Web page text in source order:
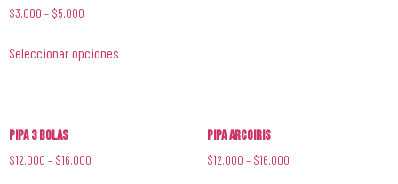
$3.000 – $5.000
Seleccionar opciones
Pipa 3 Bolas
$12.000 – $16.000
Pipa Arcoiris
$12.000 – $16.000